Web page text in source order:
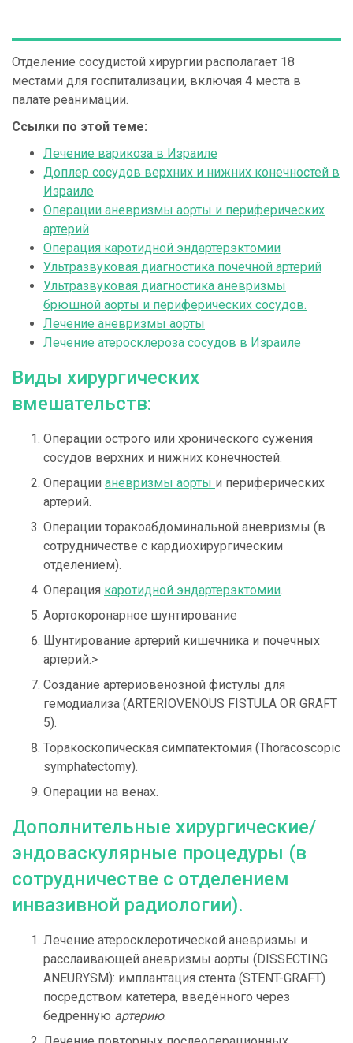
Отделение сосудистой хирургии располагает 18
местами для госпитализации, включая 4 места в
палате реанимации.
Ссылки по этой теме:
Лечение варикоза в Израиле
Доплер сосудов верхних и нижних конечностей в
Израиле
Операции аневризмы аорты и периферических
артерий
Операция каротидной эндартерэктомии
Ультразвуковая диагностика почечной артерий
Ультразвуковая диагностика аневризмы
брюшной аорты и периферических сосудов.
Лечение аневризмы аорты
Лечение атеросклероза сосудов в Израиле
Виды хирургических
вмешательств:
Операции острого или хронического сужения
сосудов верхних и нижних конечностей.
Операции аневризмы аорты и периферических
артерий.
Операции торакоабдоминальной аневризмы (в
сотрудничестве с кардиохирургическим
отделением).
Операция каротидной эндартерэктомии.
Аортокоронарное шунтирование
Шунтирование артерий кишечника и почечных
артерий.>
Создание артериовенозной фистулы для
гемодиализа (ARTERIOVENOUS FISTULA OR GRAFT
5).
Торакоскопическая симпатектомия (Thoracoscopic
symphatectomy).
Операции на венах.
Дополнительные хирургические/
эндоваскулярные процедуры (в
сотрудничестве с отделением
инвазивной радиологии).
Лечение атеросклеротической аневризмы и
расслаивающей аневризмы аорты (DISSECTING
ANEURYSM): имплантация стента (STENT-GRAFT)
посредством катетера, введённого через
бедренную артерию.